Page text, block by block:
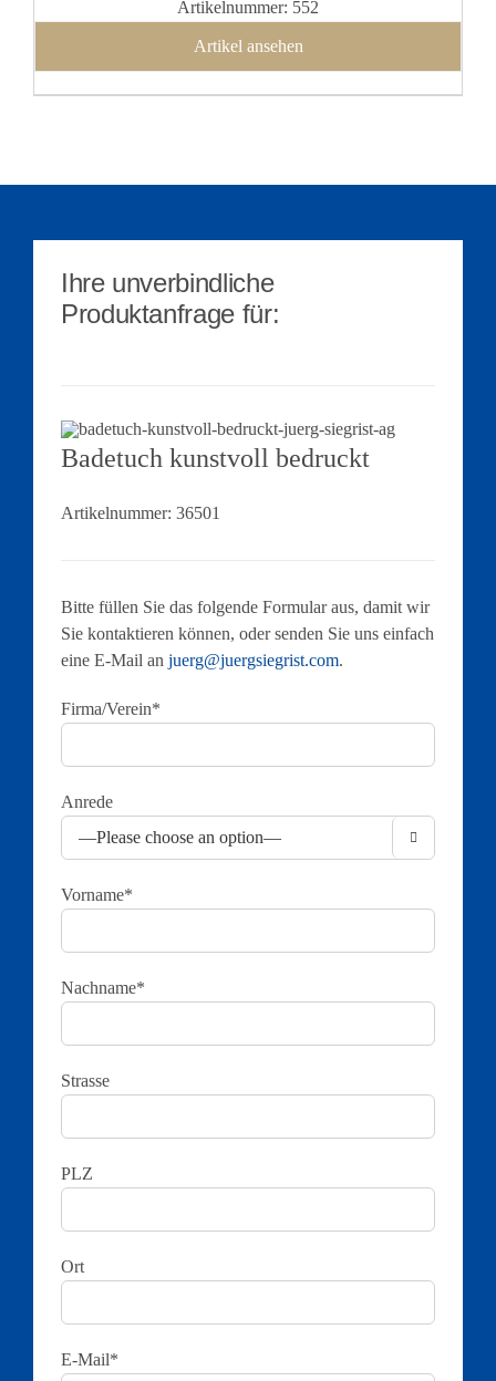
Artikelnummer: 552
Artikel ansehen
Ihre unverbindliche
Produktanfrage für:
Badetuch kunstvoll bedruckt
Artikelnummer: 36501
Bitte füllen Sie das folgende Formular aus, damit wir
Sie kontaktieren können, oder senden Sie uns einfach
eine E-Mail an juerg@juergsiegrist.com.
Firma/Verein*
Anrede

Vorname*
Nachname*
Strasse
PLZ
Ort
E-Mail*